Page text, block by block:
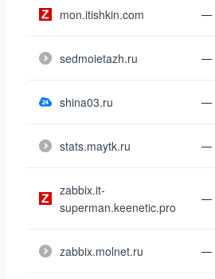
mon.itishkin.com —
sedmoietazh.ru —
shina03.ru —
stats.maytk.ru —
zabbix.it-
superman.keenetic.pro
—
zabbix.molnet.ru —